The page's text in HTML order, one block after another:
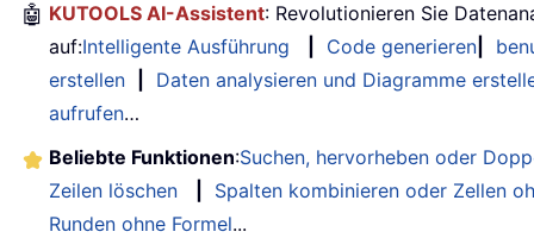
🤖 KUTOOLS AI-Assistent: Revolutionieren Sie
auf:Intelligente Ausführung Code generieren
erstellen
Daten analysieren und Diagramme
aufrufen…
Beliebte Funktionen:Suchen, hervorheben oder
Zeilen löschen
Spalten kombinieren oder Zellen
Runden ohne Formel...